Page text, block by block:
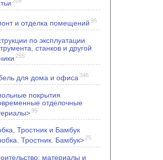
и отделка помещений 95
по эксплуатации
станков и другой
255
для дома и офиса 346
покрытия
отделочные
95
Тростник и Бамбук
Тростник. Бамбук>25
материалы и